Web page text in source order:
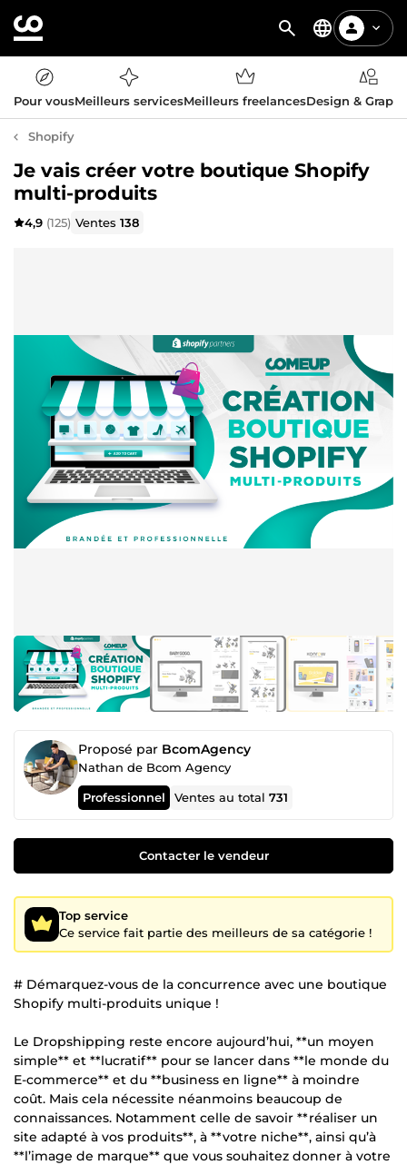
Pour vousMeilleurs servicesMeilleurs freelancesDesign &
Shopify
Je vais créer votre boutique Shopify
multi-produits
4,9 (125) Ventes138
Proposé par BcomAgency
Nathan de Bcom Agency
Professionnel Ventes au total731
Contacter le vendeur
Top service
Ce service fait partie des meilleurs de sa catégorie !
# Démarquez-vous de la concurrence avec une boutique
Shopify multi-produits unique !
Le Dropshipping reste encore aujourd’hui, **un moyen
simple** et **lucratif** pour se lancer dans **le monde du
E-commerce** et du **business en ligne** à moindre
coût. Mais cela nécessite néanmoins beaucoup de
connaissances. Notamment celle de savoir **réaliser un
site adapté à vos produits**, à **votre niche**, ainsi qu’à
**l’image de marque** que vous souhaitez donner à votre